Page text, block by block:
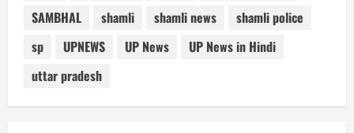
SAMBHAL
shamli shamli news
shamli police
sp
UPNEWS UP News
UP News in Hindi
uttar pradesh